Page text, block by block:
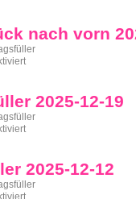
26
nach vorn
für
vorn
2025
2025-12-19
für
19
2025-12-12
für